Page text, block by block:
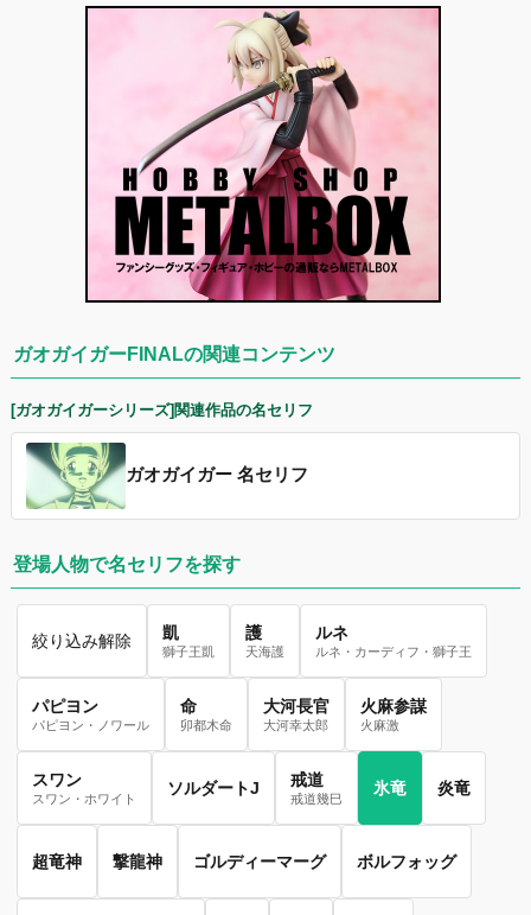
ガオガイガーFINALの関連コンテンツ
[ガオガイガーシリーズ]関連作品の名セリフ
ガオガイガー 名セリフ
登場人物で名セリフを探す
絞り込み解除 凱
獅子王凱
護
天海護
ルネ
ルネ・カーディフ・獅子王
パピヨン
パピヨン・ノワール
命
卯都木命
大河長官
大河幸太郎
火麻参謀
火麻激
スワン
スワン・ホワイト
ソルダートJ 戒道
戒道幾巳
氷竜 炎竜
超竜神 撃龍神 ゴルディーマーグ ボルフォッグ